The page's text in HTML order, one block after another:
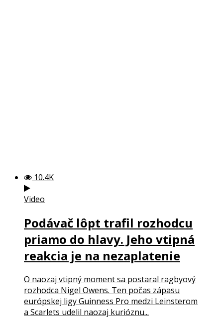
10.4K
Video
Podávač lôpt trafil rozhodcu
priamo do hlavy. Jeho vtipná
reakcia je na nezaplatenie
O naozaj vtipný moment sa postaral ragbyový
rozhodca Nigel Owens. Ten počas zápasu
európskej ligy Guinness Pro medzi Leinsterom
a Scarlets udelil naozaj kurióznu...